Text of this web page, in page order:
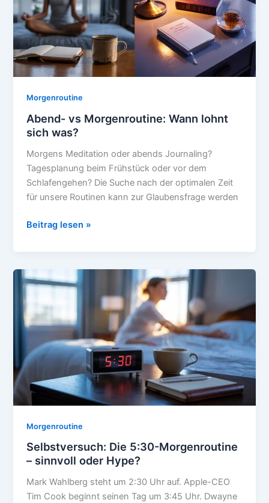
Morgenroutine
Abend- vs Morgenroutine: Wann lohnt
sich was?
Morgens Meditation oder abends Journaling?
Tagesplanung beim Frühstück oder vor dem
Schlafengehen? Die Suche nach der optimalen Zeit
für unsere Routinen kann zur Glaubensfrage werden
Abend-
Wann
lohnt
was?
Beitrag lesen »
Morgenroutine
Selbstversuch: Die 5:30-Morgenroutine
– sinnvoll oder Hype?
Mark Wahlberg steht um 2:30 Uhr auf. Apple-CEO
Tim Cook beginnt seinen Tag um 3:45 Uhr. Dwayne